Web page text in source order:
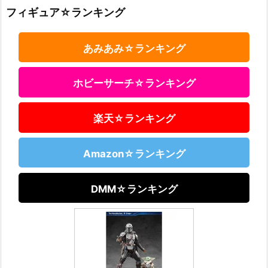
フィギュア☆ランキング
あみあみ☆ランキング
ホビーサーチ☆ランキング
楽天☆ランキング
Amazon☆ランキング
DMM☆ランキング